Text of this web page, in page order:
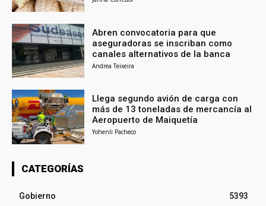
Abren convocatoria para que
aseguradoras se inscriban como
canales alternativos de la banca
Andrea Teixeira
Llega segundo avión de carga con
más de 13 toneladas de mercancía al
Aeropuerto de Maiquetía
Yohenli Pacheco
CATEGORÍAS
Gobierno
5393